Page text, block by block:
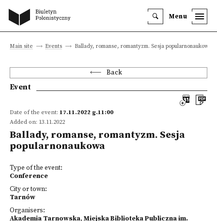
Menu
Main site Events Ballady, romanse, romantyzm. Sesja popularnonaukowa
Back
Event
Date of the event: 17.11.2022 g.11:00
Added on: 13.11.2022
Ballady, romanse, romantyzm. Sesja
popularnonaukowa
Type of the event:
Conference
City or town:
Tarnów
Organisers:
Akademia Tarnowska,Miejska Biblioteka Publiczna im.